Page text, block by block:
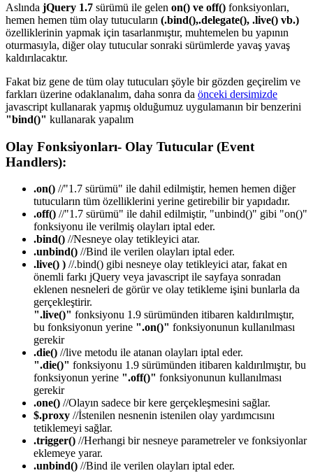
Aslında jQuery 1.7 sürümü ile gelen on() ve off() fonksiyonları,
hemen hemen tüm olay tutucuların (.bind(),.delegate(), .live() vb.)
özelliklerinin yapmak için tasarlanmıştır, muhtemelen bu yapının
oturmasıyla, diğer olay tutucular sonraki sürümlerde yavaş yavaş
kaldırılacaktır.
Fakat biz gene de tüm olay tutucuları şöyle bir gözden geçirelim ve
farkları üzerine odaklanalım, daha sonra da önceki dersimizde
javascript kullanarak yapmış olduğumuz uygulamanın bir benzerini
"bind()" kullanarak yapalım
Olay Fonksiyonları- Olay Tutucular (Event
Handlers):
.on() //"1.7 sürümü" ile dahil edilmiştir, hemen hemen diğer
tutucuların tüm özelliklerini yerine getirebilir bir yapıdadır.
.off() //"1.7 sürümü" ile dahil edilmiştir, "unbind()" gibi "on()"
fonksiyonu ile verilmiş olayları iptal eder.
.bind() //Nesneye olay tetikleyici atar.
.unbind() //Bind ile verilen olayları iptal eder.
.live() ) //.bind() gibi nesneye olay tetikleyici atar, fakat en
önemli farkı jQuery veya javascript ile sayfaya sonradan
eklenen nesneleri de görür ve olay tetikleme işini bunlarla da
gerçekleştirir.
".live()" fonksiyonu 1.9 sürümünden itibaren kaldırılmıştır,
bu fonksiyonun yerine ".on()" fonksiyonunun kullanılması
gerekir
.die() //live metodu ile atanan olayları iptal eder.
".die()" fonksiyonu 1.9 sürümünden itibaren kaldırılmıştır, bu
fonksiyonun yerine ".off()" fonksiyonunun kullanılması
gerekir
.one() //Olayın sadece bir kere gerçekleşmesini sağlar.
$.proxy //İstenilen nesnenin istenilen olay yardımcısını
tetiklemeyi sağlar.
.trigger() //Herhangi bir nesneye parametreler ve fonksiyonlar
eklemeye yarar.
.unbind() //Bind ile verilen olayları iptal eder.